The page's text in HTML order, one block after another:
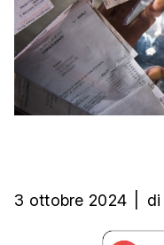
3 ottobre 2024 di